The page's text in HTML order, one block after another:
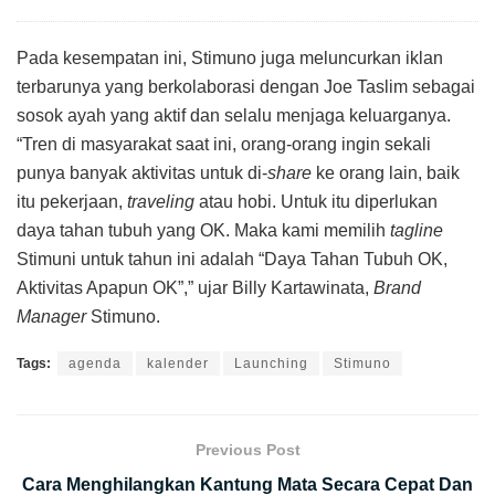
Pada kesempatan ini, Stimuno juga meluncurkan iklan
terbarunya yang berkolaborasi dengan Joe Taslim sebagai
sosok ayah yang aktif dan selalu menjaga keluarganya.
“Tren di masyarakat saat ini, orang-orang ingin sekali
punya banyak aktivitas untuk di-share ke orang lain, baik
itu pekerjaan, traveling atau hobi. Untuk itu diperlukan
daya tahan tubuh yang OK. Maka kami memilih tagline
Stimuni untuk tahun ini adalah “Daya Tahan Tubuh OK,
Aktivitas Apapun OK”,” ujar Billy Kartawinata, Brand
ManagerStimuno.
Tags: agenda kalender Launching Stimuno
Previous Post
Cara Menghilangkan Kantung Mata Secara Cepat Dan